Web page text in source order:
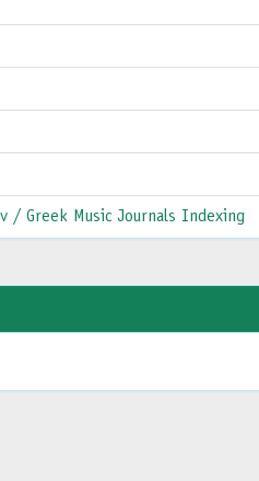
/ Greek Music Journals Indexing